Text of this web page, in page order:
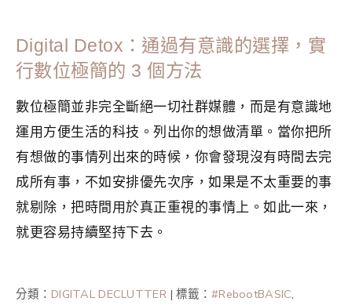
Digital Detox：通過有意識的選擇，實
行數位極簡的 3 個方法
數位極簡並非完全斷絕一切社群媒體，而是有意識地
運用方便生活的科技。列出你的想做清單。當你把所
有想做的事情列出來的時候，你會發現沒有時間去完
成所有事，不如安排優先次序，如果是不太重要的事
就剔除，把時間用於真正重視的事情上。如此一來，
就更容易持續堅持下去。
分類： DIGITAL DECLUTTER | 標籤： #RebootBASIC,